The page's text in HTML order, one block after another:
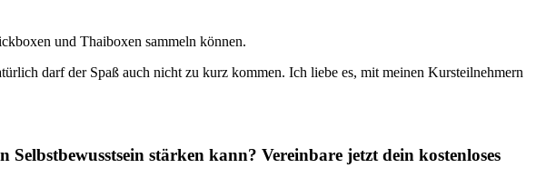
und Thaiboxen sammeln können.
darf der Spaß auch nicht zu kurz kommen. Ich liebe es, mit meinen Kursteilnehmern
stärken kann? Vereinbare jetzt dein kostenloses